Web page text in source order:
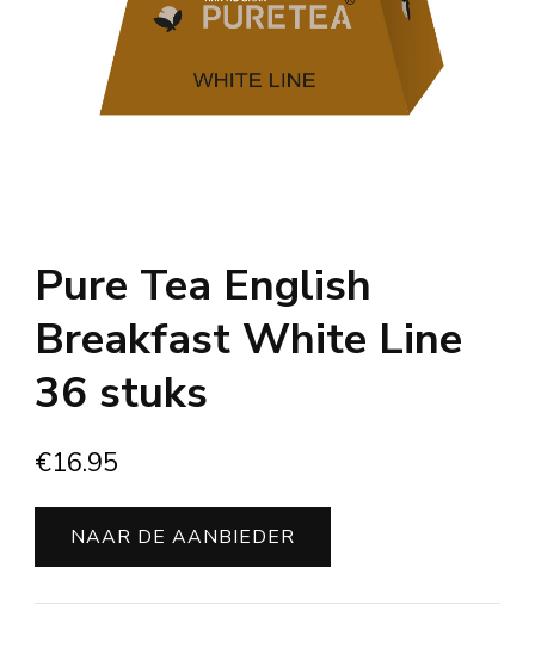
Pure Tea English
Breakfast White Line
36 stuks
€16.95
NAAR DE AANBIEDER